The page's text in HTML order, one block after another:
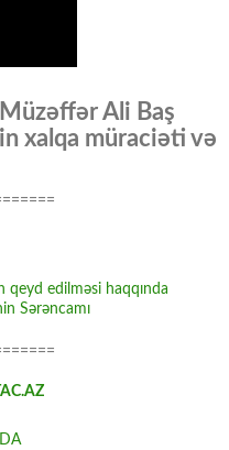
Ali Baş
xalqa müraciəti və
qeyd edilməsi haqqında
Sərəncamı